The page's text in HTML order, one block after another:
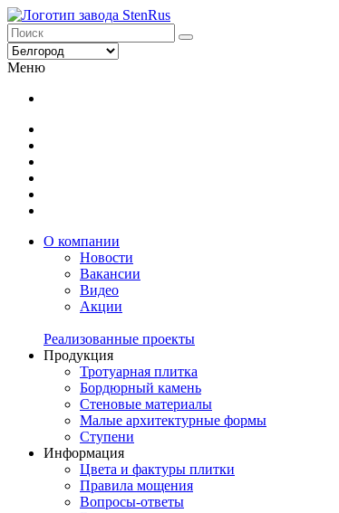
Меню
О компании
Новости
Вакансии
Видео
Акции
Реализованные проекты
Продукция
Тротуарная плитка
Бордюрный камень
Стеновые материалы
Малые архитектурные формы
Ступени
Информация
Цвета и фактуры плитки
Правила мощения
Вопросы-ответы